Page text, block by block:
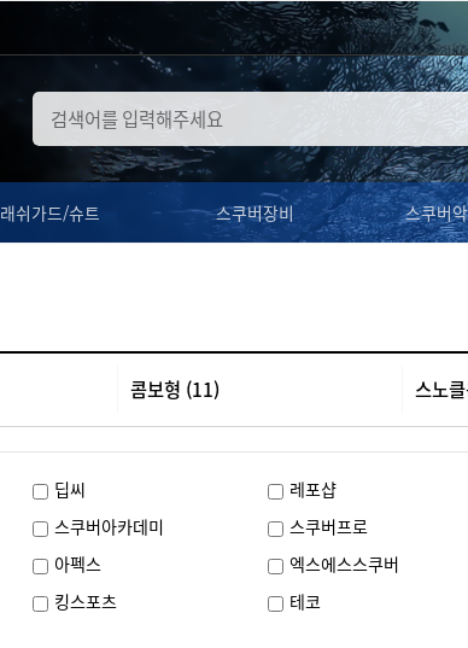
래쉬가드/슈트 스쿠버장비 스쿠버
콤보형 (11) 스노
딥씨 레포샵
스쿠버아카데미 스쿠버프로
아펙스 엑스에스스쿠버
킹스포츠 테코